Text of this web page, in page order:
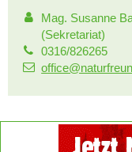
Mag. Susanne
(Sekretariat)
0316/826265